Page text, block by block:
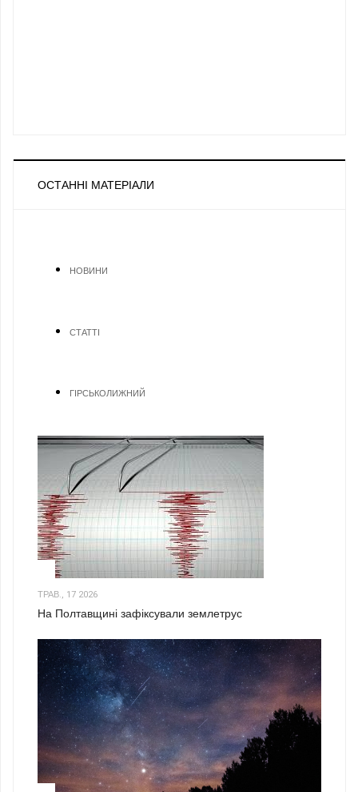
ОСТАННІ МАТЕРІАЛИ
НОВИНИ
СТАТТІ
ГІРСЬКОЛИЖНИЙ
ТРАВ., 17 2026
На Полтавщині зафіксували землетрус